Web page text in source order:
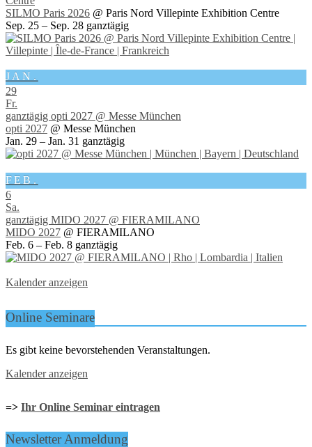
SILMO Paris 2026 @ Paris Nord Villepinte Exhibition Centre
Sep. 25 – Sep. 28 ganztägig
JAN.
29
Fr.
ganztägig opti 2027 @ Messe München
opti 2027 @ Messe München
Jan. 29 – Jan. 31 ganztägig
FEB.
6
Sa.
ganztägig MIDO 2027 @ FIERAMILANO
MIDO 2027 @ FIERAMILANO
Feb. 6 – Feb. 8 ganztägig
Kalender anzeigen
Online Seminare
Es gibt keine bevorstehenden Veranstaltungen.
Kalender anzeigen
=> Ihr Online Seminar eintragen
Newsletter Anmeldung